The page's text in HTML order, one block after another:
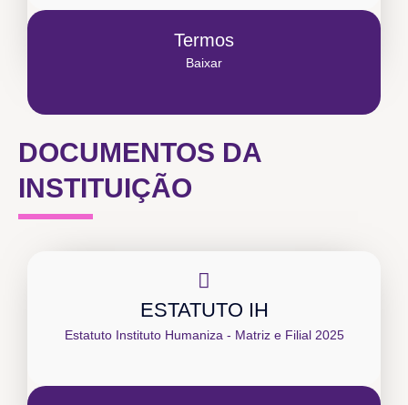
Termos
Baixar
DOCUMENTOS DA
INSTITUIÇÃO
ESTATUTO IH
Estatuto Instituto Humaniza - Matriz e Filial 2025